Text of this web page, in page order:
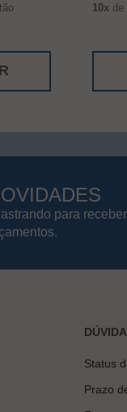
10xde
para
Status
Prazo